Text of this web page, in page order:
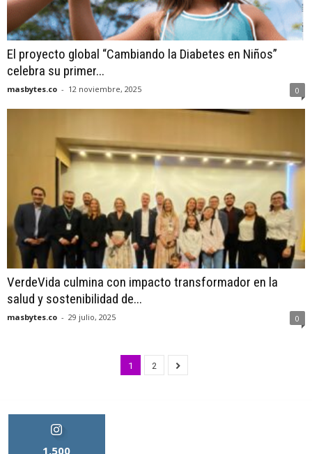
El proyecto global “Cambiando la Diabetes en Niños”
celebra su primer...
masbytes.co - 12 noviembre, 2025 0
VerdeVida culmina con impacto transformador en la
salud y sostenibilidad de...
masbytes.co - 29 julio, 2025 0
1 2
1,500